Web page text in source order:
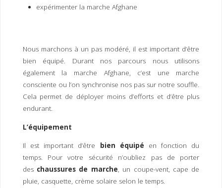
expérimenter la marche Afghane
Nous marchons à un pas modéré, il est important d’être
bien équipé. Durant nos parcours nous utilisons
également la marche Afghane, c’est une marche
consciente ou l’on synchronise nos pas sur notre souffle.
Cela permet de déployer moins d’efforts et d’être plus
endurant.
L’équipement
Il est important d’être bien équipé en fonction du
temps. Pour votre sécurité n’oubliez pas de porter
des chaussures de marche, un coupe-vent, cape de
pluie, casquette, crème solaire selon le temps.